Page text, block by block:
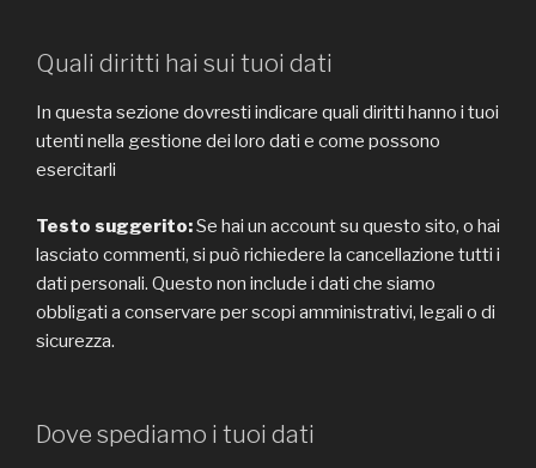
Quali diritti hai sui tuoi dati
In questa sezione dovresti indicare quali diritti hanno i tuoi
utenti nella gestione dei loro dati e come possono
esercitarli
Testo suggerito:Se hai un account su questo sito, o hai
lasciato commenti, si può richiedere la cancellazione tutti i
dati personali. Questo non include i dati che siamo
obbligati a conservare per scopi amministrativi, legali o di
sicurezza.
Dove spediamo i tuoi dati